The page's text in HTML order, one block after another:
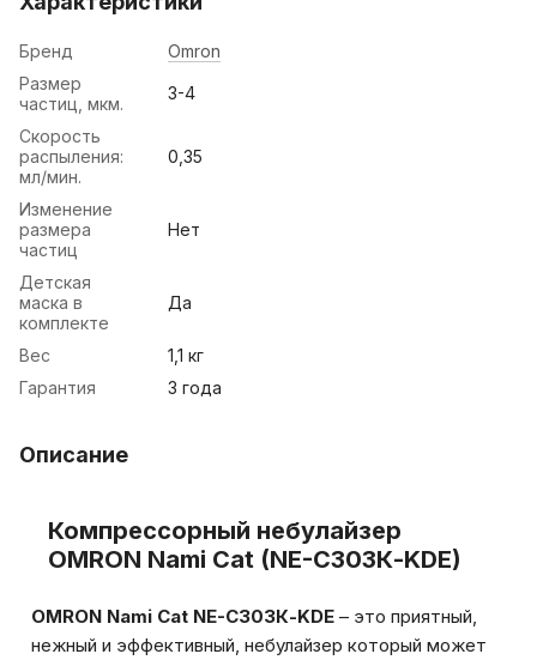
Бренд
Omron
Размер
частиц, мкм.
3-4
Скорость
распыления:
мл/мин.
0,35
Изменение
размера
частиц
Нет
Детская
маска в
комплекте
Да
Вес
1,1 кг
Гарантия
3 года
Описание
Компрессорный небулайзер
OMRON Nami Cat (NE-C303К-KDE)
OMRON Nami Cat NE-C303К-KDE – это приятный,
нежный и эффективный, небулайзер который может